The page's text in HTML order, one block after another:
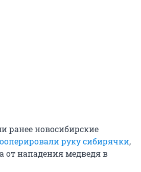
ранее новосибирские
руку сибирячки,
от нападения медведя в